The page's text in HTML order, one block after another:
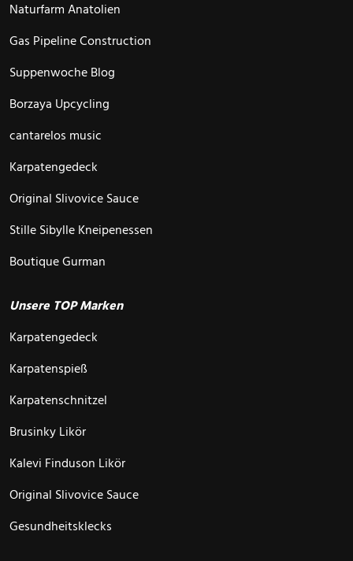
Naturfarm Anatolien
Gas Pipeline Construction
Suppenwoche Blog
Borzaya Upcycling
cantarelos music
Karpatengedeck
Original Slivovice Sauce
Stille Sibylle Kneipenessen
Boutique Gurman
Unsere TOP Marken
Karpatengedeck
Karpatenspieß
Karpatenschnitzel
Brusinky Likör
Kalevi Finduson Likör
Original Slivovice Sauce
Gesundheitsklecks